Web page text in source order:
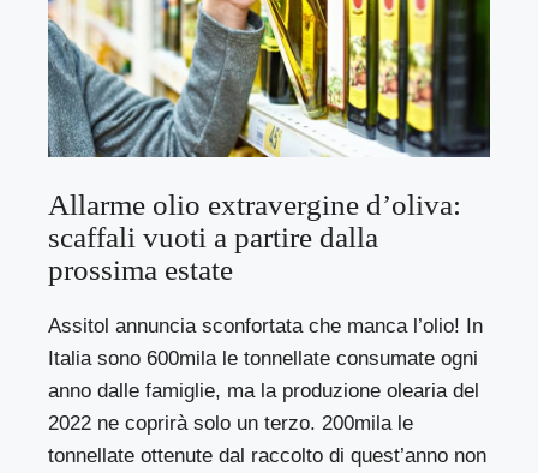
Allarme olio extravergine d’oliva:
scaffali vuoti a partire dalla
prossima estate
Assitol annuncia sconfortata che manca l’olio! In
Italia sono 600mila le tonnellate consumate ogni
anno dalle famiglie, ma la produzione olearia del
2022 ne coprirà solo un terzo. 200mila le
tonnellate ottenute dal raccolto di quest’anno non